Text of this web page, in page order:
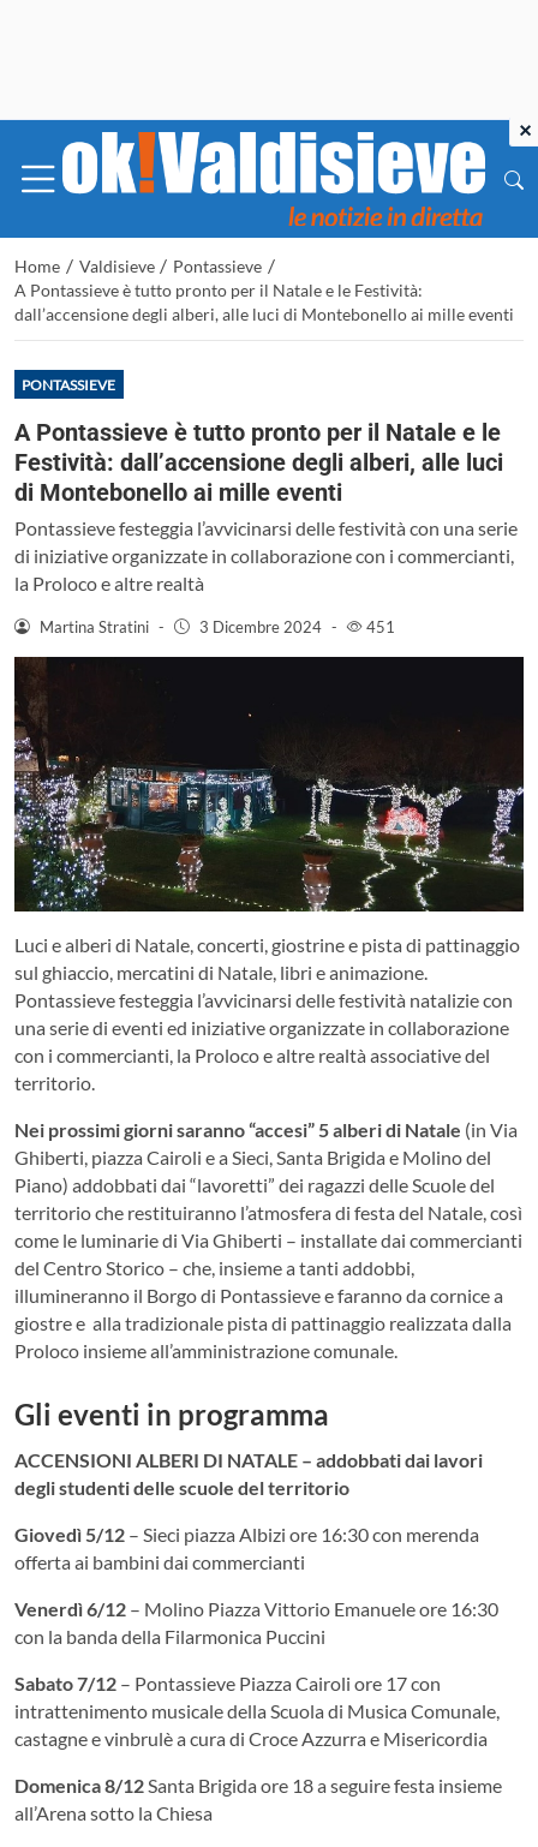
Home / Valdisieve / Pontassieve /
A Pontassieve è tutto pronto per il Natale e le Festività:
dall’accensione degli alberi, alle luci di Montebonello ai mille eventi
PONTASSIEVE
A Pontassieve è tutto pronto per il Natale e le
Festività: dall’accensione degli alberi, alle luci
di Montebonello ai mille eventi
Pontassieve festeggia l’avvicinarsi delle festività con una serie
di iniziative organizzate in collaborazione con i commercianti,
la Proloco e altre realtà
Martina Stratini - 3 Dicembre 2024 - 451
Luci e alberi di Natale, concerti, giostrine e pista di pattinaggio
sul ghiaccio, mercatini di Natale, libri e animazione.
Pontassieve festeggia l’avvicinarsi delle festività natalizie con
una serie di eventi ed iniziative organizzate in collaborazione
con i commercianti, la Proloco e altre realtà associative del
territorio.
Nei prossimi giorni saranno “accesi” 5 alberi di Natale (in Via
Ghiberti, piazza Cairoli e a Sieci, Santa Brigida e Molino del
Piano) addobbati dai “lavoretti” dei ragazzi delle Scuole del
territorio che restituiranno l’atmosfera di festa del Natale, così
come le luminarie di Via Ghiberti – installate dai commercianti
del Centro Storico – che, insieme a tanti addobbi,
illumineranno il Borgo di Pontassieve e faranno da cornice a
giostre e alla tradizionale pista di pattinaggio realizzata dalla
Proloco insieme all’amministrazione comunale.
Gli eventi in programma
ACCENSIONI ALBERI DI NATALE – addobbati dai lavori
degli studenti delle scuole del territorio
Giovedì 5/12 – Sieci piazza Albizi ore 16:30 con merenda
offerta ai bambini dai commercianti
Venerdì 6/12 – Molino Piazza Vittorio Emanuele ore 16:30
con la banda della Filarmonica Puccini
Sabato 7/12 – Pontassieve Piazza Cairoli ore 17 con
intrattenimento musicale della Scuola di Musica Comunale,
castagne e vinbrulè a cura di Croce Azzurra e Misericordia
Domenica 8/12Santa Brigida ore 18 a seguire festa insieme
all’Arena sotto la Chiesa
×